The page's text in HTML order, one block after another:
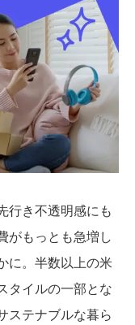
行き不透明感にも
がもっとも急増し
に。半数以上の米
タイルの一部とな
ステナブルな暮ら